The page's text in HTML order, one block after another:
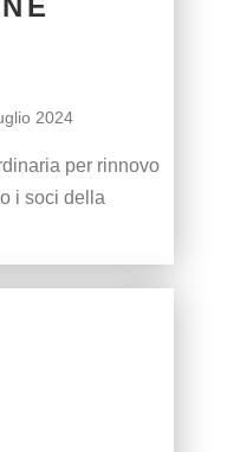
2024
per rinnovo
i soci della